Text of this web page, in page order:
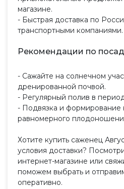
магазине.
- Быстрая доставка по
транспортными компаниями.
Рекомендации по
- Сажайте на солнечном
дренированной почвой.
- Регулярный полив в
- Подвязка и формирование
равномерного
Хотите купить саженец
условия доставки?
интернет-магазине или
поможем выбрать и
оперативно.